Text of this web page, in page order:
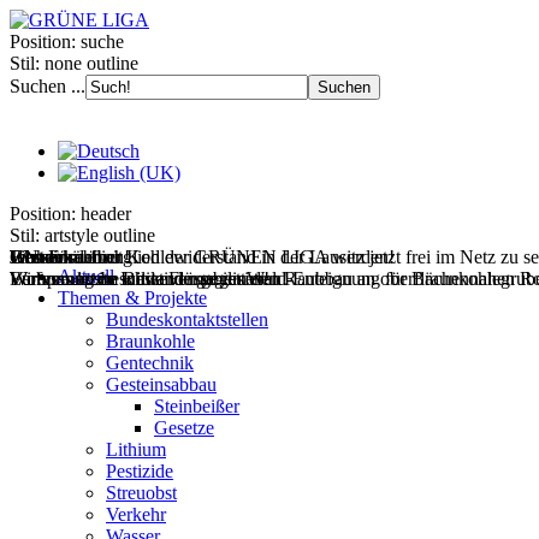
Position: suche
Stil: none outline
Suchen ...
Position: header
Stil: artstyle outline
Filmdoku über Kohlewiderstand in der Lausitz jetzt frei im Netz zu
Gesteinsabbau
Wir vernetzen Initiativen gegen den Raubbau an oberflächennahen
Wasser
Europas letzte wilde Flüsse retten!
Wohnen
Wohnraum im Bestand mobilisieren!
UNverkäuflich!
Verfassungsbeschwerde gegen Wald-Enteignung für
Jetzt Fördermitglied der GRÜNEN LIGA werden!
Aktuell
Themen & Projekte
Bundeskontaktstellen
Braunkohle
Gentechnik
Gesteinsabbau
Steinbeißer
Gesetze
Lithium
Pestizide
Streuobst
Verkehr